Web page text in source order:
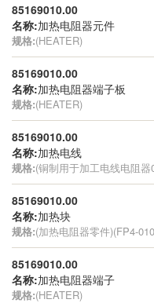
85169010.00
名称:加热电阻器元件
规格:(HEATER)
85169010.00
名称:加热电阻器端子板
规格:(HEATER)
85169010.00
名称:加热电线
规格:(铜制用于加工电线电阻器
85169010.00
名称:加热块
规格:(加热电阻器零件)(FP4-
85169010.00
名称:加热电阻器端子
规格:(HEATER)